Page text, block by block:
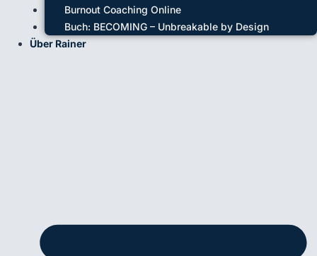
Burnout Coaching Online
Buch: BECOMING – Unbreakable by Design
Über Rainer